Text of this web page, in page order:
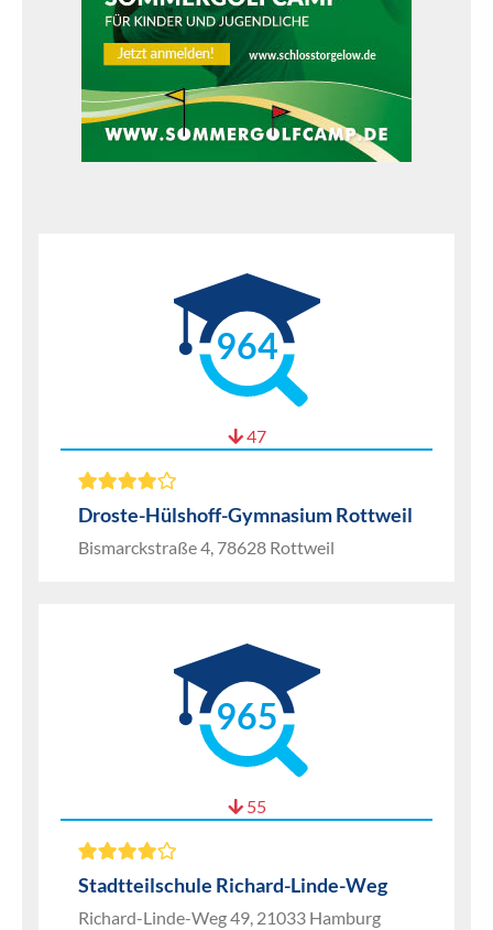
964
47
Droste-Hülshoff-Gymnasium Rottweil
Bismarckstraße 4, 78628 Rottweil
965
55
Stadtteilschule Richard-Linde-Weg
Richard-Linde-Weg 49, 21033 Hamburg